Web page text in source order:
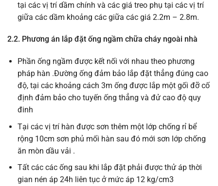
tại các vị trí dầm chính và các giá treo phụ tại các vị trí
giữa các dầm khoảng các giữa các giá 2.2m – 2.8m.
2.2. Phương án lắp đặt ống ngầm chữa cháy ngoài nhà
Phần ống ngầm được kết nối với nhau theo phương
pháp hàn .Đường ống đảm bảo lắp đặt thẳng đúng cao
độ, tại các khoảng cách 3m ống được lắp một gối đỡ cố
định đảm bảo cho tuyến ống thẳng và đử cao độ quy
đinh
Tại các vị trí hàn được sơn thêm một lớp chống rỉ bể
rộng 10cm sơn phủ mối hàn sau đó mới sơn lớp chống
ăn mòn dầu vải .
Tất các các ống sau khi lắp đặt phải được thử áp thời
gian nén áp 24h liên tục ở mức áp 12 kg/cm3